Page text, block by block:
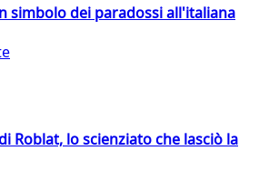
simbolo dei paradossi all'italiana
Roblat, lo scienziato che lasciò la